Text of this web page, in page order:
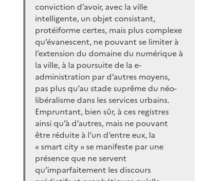
conviction d’avoir, avec la ville
intelligente, un objet consistant,
protéiforme certes, mais plus complexe
qu’évanescent, ne pouvant se limiter à
l’extension du domaine du numérique à
la ville, à la poursuite de la e-
administration par d’autres moyens,
pas plus qu’au stade suprême du néo-
libéralisme dans les services urbains.
Empruntant, bien sûr, à ces registres
ainsi qu’à d’autres, mais ne pouvant
être réduite à l’un d’entre eux, la
« smart city » se manifeste par une
présence que ne servent
qu’imparfaitement les discours